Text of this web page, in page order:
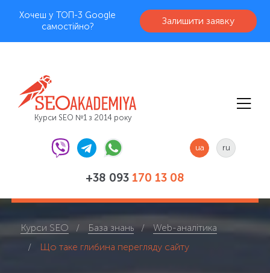
Хочеш у ТОП-3 Google
самостійно?
Залишити заявку
Курси SEO №1 з 2014 року
+38 093 170 13 08
ua ru
Курси SEO База знань
Web-аналітика
Що таке глибина перегляду сайту